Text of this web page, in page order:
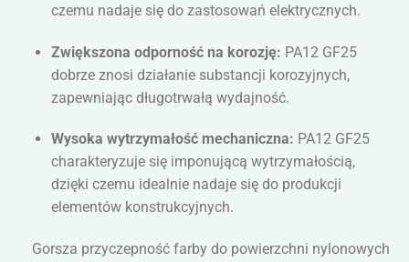
czemu nadaje się do zastosowań elektrycznych.
Zwiększona odporność na korozję: PA12 GF25
dobrze znosi działanie substancji korozyjnych,
zapewniając długotrwałą wydajność.
Wysoka wytrzymałość mechaniczna: PA12 GF25
charakteryzuje się imponującą wytrzymałością,
dzięki czemu idealnie nadaje się do produkcji
elementów konstrukcyjnych.
Gorsza przyczepność farby do powierzchni nylonowych